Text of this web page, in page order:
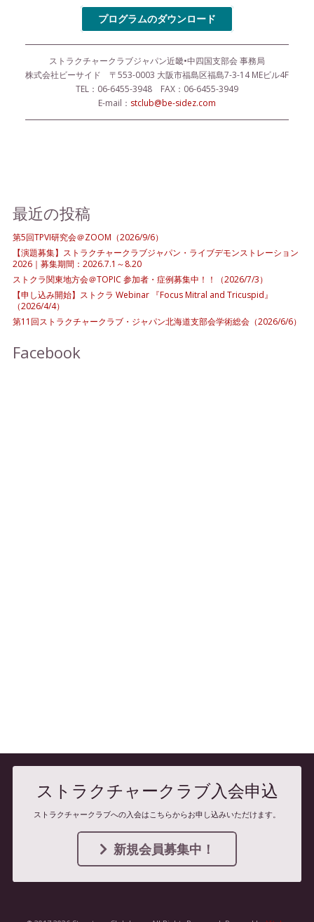
プログラムのダウンロード
ストラクチャークラブジャパン近畿•中四国支部会 事務局
株式会社ビーサイド 〒553-0003 大阪市福島区福島7-3-14 MEビル4F
TEL：06-6455-3948 FAX：06-6455-3949
E-mail： stclub@be-sidez.com
最近の投稿
第5回TPVI研究会＠ZOOM（2026/9/6）
【演題募集】ストラクチャークラブジャパン・ライブデモンストレーション
2026｜募集期間：2026.7.1～8.20
ストクラ関東地方会＠TOPIC 参加者・症例募集中！！（2026/7/3）
【申し込み開始】ストクラ Webinar 『Focus Mitral and Tricuspid』
（2026/4/4）
第11回ストラクチャークラブ・ジャパン北海道支部会学術総会（2026/6/6）
Facebook
ストラクチャークラブ入会申込
ストラクチャークラブへの入会はこちらからお申し込みいただけます。
新規会員募集中！